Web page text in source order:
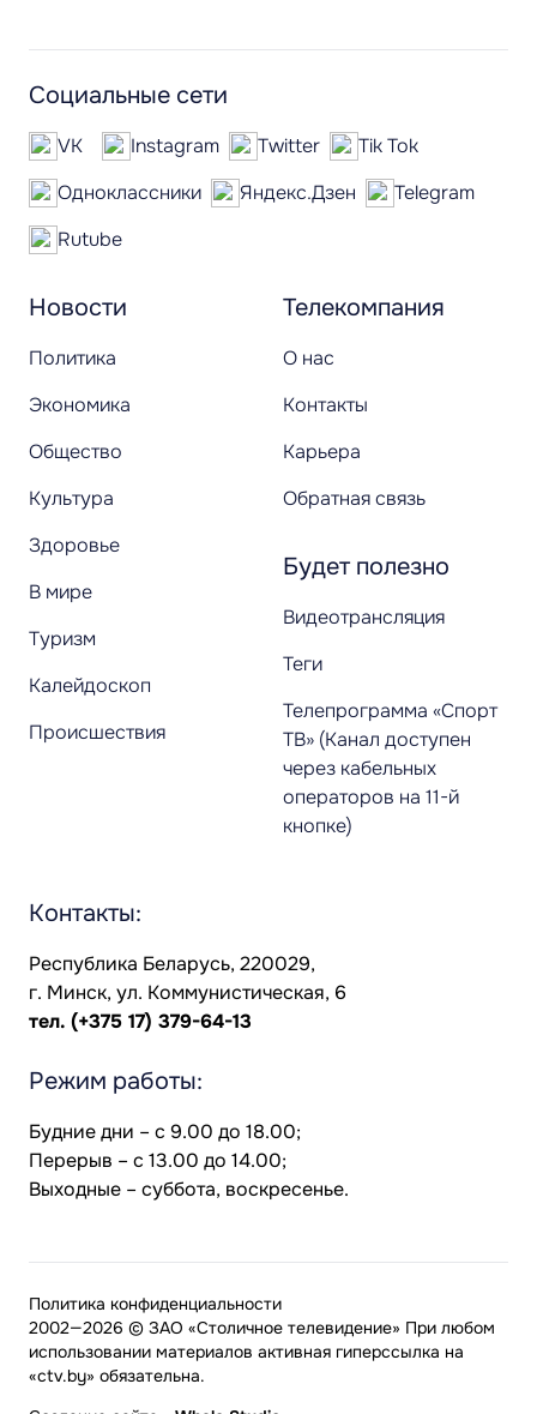
Новости
Политика
Экономика
Общество
Культура
Здоровье
В мире
Туризм
Калейдоскоп
Происшествия
Телекомпания
О нас
Контакты
Карьера
Обратная связь
Будет полезно
Видеотрансляция
Теги
Телепрограмма «Спорт
ТВ» (Канал доступен
через кабельных
операторов на 11-й
кнопке)
Социальные сети
VK Instagram Twitter
Tik Tok
Одноклассники
Яндекс.Дзен
Telegram
Rutube
Контакты:
Республика Беларусь, 220029,
г. Минск, ул. Коммунистическая, 6
тел. (+375 17) 379-64-13
Режим работы:
Будние дни – с 9.00 до 18.00;
Перерыв – с 13.00 до 14.00;
Выходные – суббота, воскресенье.
2002—2026 © ЗАО «Столичное телевидение» При любом
использовании материалов активная гиперссылка на
«ctv.by» обязательна.
Политика конфиденциальности